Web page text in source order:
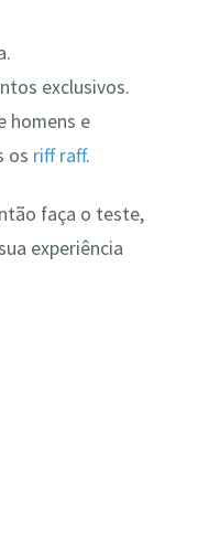
exclusivos.
homens e
os riff raff.
faça o teste,
experiência